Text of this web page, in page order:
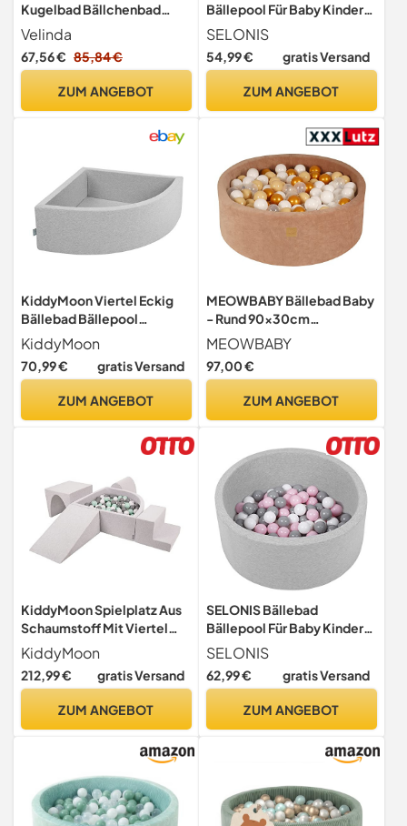
Kugelbad Bällchenbad
Kinder-Pool mit 150
Bällen/90x90cm (Farbe der
Bälle: weiß, grau, türkis)
Velinda
67,56 € 85,84 €
ZUM ANGEBOT
Bällepool Für Baby Kinder
70X30cm/Keine Bälle
Rund, Hellgrau:
Weiß/Grau/Minze
SELONIS
54,99 € gratis Versand
ZUM ANGEBOT
KiddyMoon Viertel Eckig
Bällebad Bällepool
90X30cm/KEINE Bälle ∅
7Cm Ballgruben Für Babys
Spielbad Kleinkinder,
Hellgrau
KiddyMoon
70,99 € gratis Versand
ZUM ANGEBOT
MEOWBABY Bällebad Baby
- Rund 90x30cm
Ballgruben für Kinder mit
200 Bälle, Samt, Beige:
Gold/Beige/Weiß/Transpar
MEOWBABY
97,00 €
ZUM ANGEBOT
KiddyMoon Spielplatz Aus
Schaumstoff Mit Viertel
Eckig Bällebad (300 Bälle)
Hindernisläufe,
Hellgrau:Weiß/Grau/Minze
KiddyMoon
212,99 € gratis Versand
ZUM ANGEBOT
SELONIS Bällebad
Bällepool Für Baby Kinder
70X30cm/150 Bälle Rund,
Hellgrau:
Weiß/Grau/Puderrosa
SELONIS
62,99 € gratis Versand
ZUM ANGEBOT